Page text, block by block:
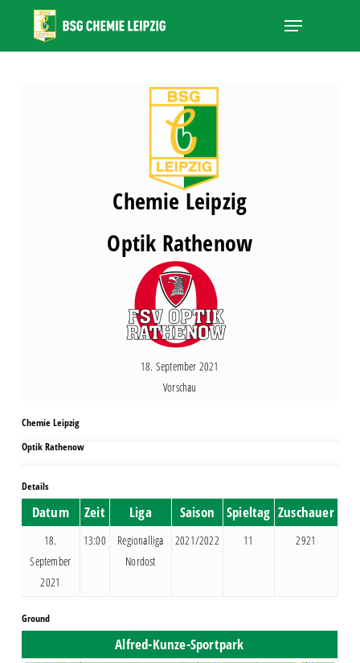
main
Menu
Chemie Leipzig
Optik Rathenow
18. September 2021
Vorschau
Chemie Leipzig
Optik Rathenow
Details
Datum Zeit Liga Saison Spieltag Zuschauer
18.
September
2021
13:00
Regionalliga
Nordost
2021/2022 11 2921
Ground
Alfred-Kunze-Sportpark
Close